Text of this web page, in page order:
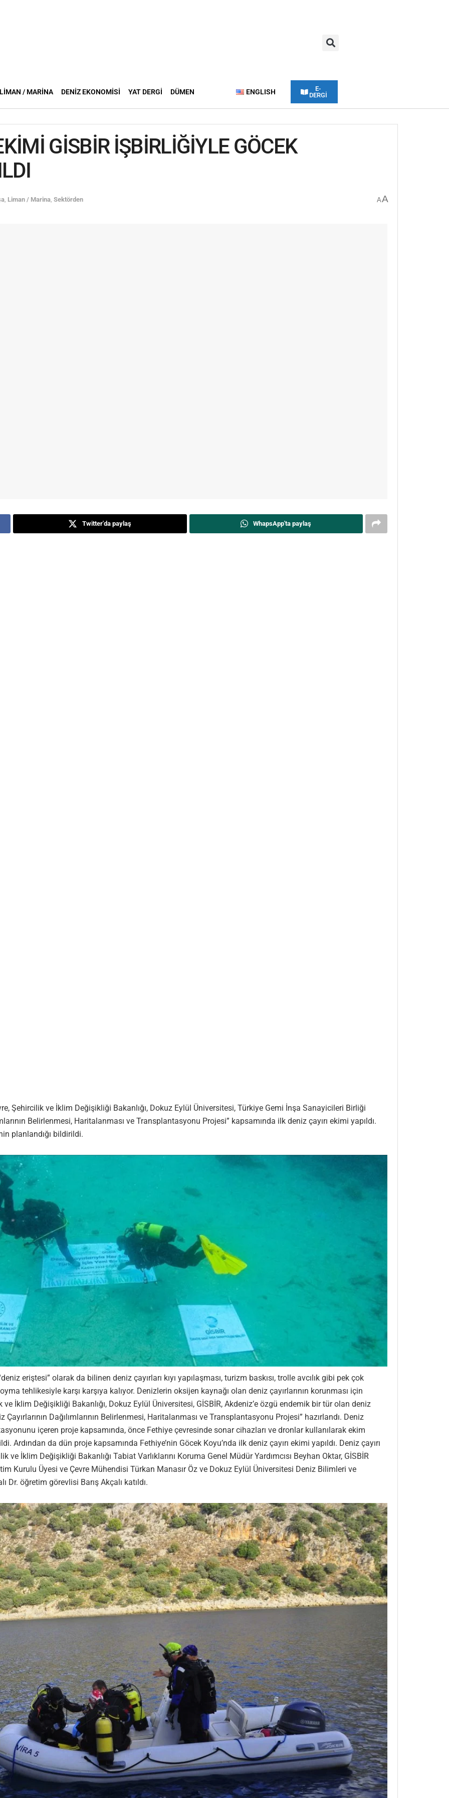
LIMAN / MARINA DENIZ EKONOMISI YAT DERGI DÜMEN ENGLISH
E-
DERGİ
GİSBİR İŞBİRLİĞİYLE GÖCEK
Liman / Marina Sektörden AA
Twitter'da paylaş WhapsApp'ta paylaş
Şehircilik ve İklim Değişikliği Bakanlığı, Dokuz Eylül Üniversitesi, Türkiye Gemi İnşa Sanayicileri Birliği
Belirlenmesi, Haritalanması ve Transplantasyonu Projesi” kapsamında ilk deniz çayırı ekimi yapıldı.
planlandığı bildirildi.
eriştesi” olarak da bilinen deniz çayırları kıyı yapılaşması, turizm baskısı, trolle avcılık gibi pek çok
tehlikesiyle karşı karşıya kalıyor. Denizlerin oksijen kaynağı olan deniz çayırlarının korunması için
İklim Değişikliği Bakanlığı, Dokuz Eylül Üniversitesi, GİSBİR, Akdeniz’e özgü endemik bir tür olan deniz
Çayırlarının Dağılımlarının Belirlenmesi, Haritalanması ve Transplantasyonu Projesi” hazırlandı. Deniz
içeren proje kapsamında, önce Fethiye çevresinde sonar cihazları ve dronlar kullanılarak ekim
da dün proje kapsamında Fethiye’nin Göcek Koyu’nda ilk deniz çayırı ekimi yapıldı. Deniz çayırı
İklim Değişikliği Bakanlığı Tabiat Varlıklarını Koruma Genel Müdür Yardımcısı Beyhan Oktar, GİSBİR
Kurulu Üyesi ve Çevre Mühendisi Türkan Manasır Öz ve Dokuz Eylül Üniversitesi Deniz Bilimleri ve
öğretim görevlisi Barış Akçalı katıldı.